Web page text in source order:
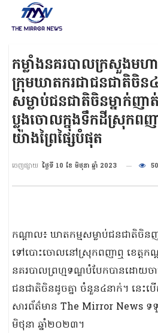
កម្លាំងនគរបាលក្រសួងមហា
ក្រុមឃាតករជាជនជាតិចិន៤
សម្លាប់ជនជាតិចិនម្នាក់ញ
ប្លុងចោលក្នុងទឹកដីស្រុកពញ
យ៉ាងព្រៃផ្សៃបំផុត
ចេញផ្សាយ ថ្ងៃទី 10 ខែ មិថុនា ឆ្នាំ 2023
កណ្តាល៖ ឃាតកម្មសម្លាប់ជនជាតិចិន
ទៅបោះចោលនៅស្រុកពញាឮ ខេត្តកណ្ដ
នគរបាលព្រហ្មទណ្ឌបំបែកបានដោយច
ជនជាតិចិនដូចគ្នា ចំនួន៤នាក់។ នេះ
សារព័ត៌មាន The Mirror News ទ
មិថុនា ឆ្នាំ២០២៣។